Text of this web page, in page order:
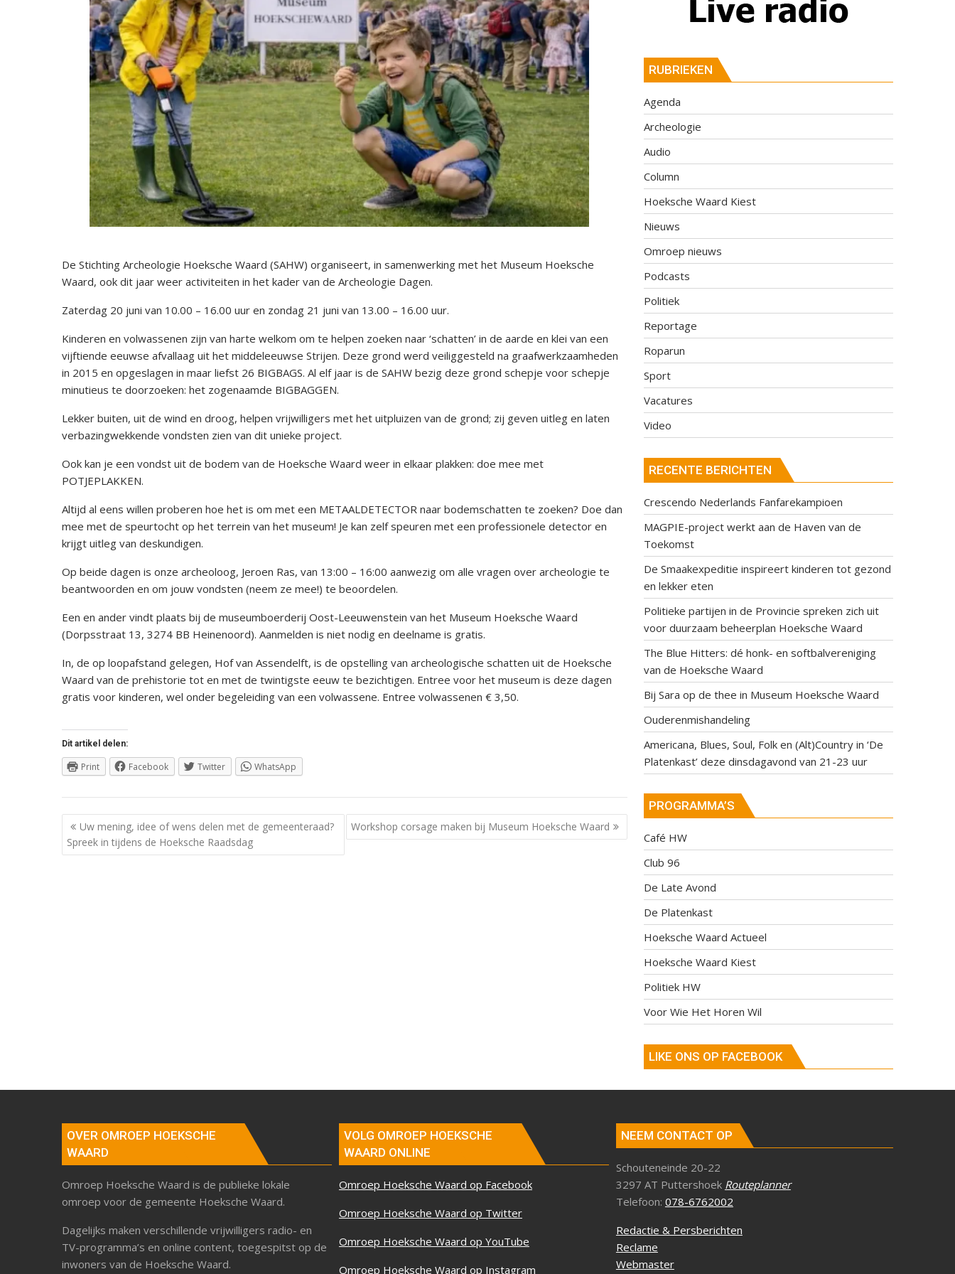
De Stichting Archeologie Hoeksche Waard (SAHW) organiseert, in samenwerking met het Museum Hoeksche
Waard, ook dit jaar weer activiteiten in het kader van de Archeologie Dagen.
Zaterdag 20 juni van 10.00 – 16.00 uur en zondag 21 juni van 13.00 – 16.00 uur.
Kinderen en volwassenen zijn van harte welkom om te helpen zoeken naar ‘schatten’ in de aarde en klei van een
vijftiende eeuwse afvallaag uit het middeleeuwse Strijen. Deze grond werd veiliggesteld na graafwerkzaamheden
in 2015 en opgeslagen in maar liefst 26 BIGBAGS. Al elf jaar is de SAHW bezig deze grond schepje voor schepje
minutieus te doorzoeken: het zogenaamde BIGBAGGEN.
Lekker buiten, uit de wind en droog, helpen vrijwilligers met het uitpluizen van de grond; zij geven uitleg en laten
verbazingwekkende vondsten zien van dit unieke project.
Ook kan je een vondst uit de bodem van de Hoeksche Waard weer in elkaar plakken: doe mee met
POTJEPLAKKEN.
Altijd al eens willen proberen hoe het is om met een METAALDETECTOR naar bodemschatten te zoeken? Doe dan
mee met de speurtocht op het terrein van het museum! Je kan zelf speuren met een professionele detector en
krijgt uitleg van deskundigen.
Op beide dagen is onze archeoloog, Jeroen Ras, van 13:00 – 16:00 aanwezig om alle vragen over archeologie te
beantwoorden en om jouw vondsten (neem ze mee!) te beoordelen.
Een en ander vindt plaats bij de museumboerderij Oost-Leeuwenstein van het Museum Hoeksche Waard
(Dorpsstraat 13, 3274 BB Heinenoord). Aanmelden is niet nodig en deelname is gratis.
In, de op loopafstand gelegen, Hof van Assendelft, is de opstelling van archeologische schatten uit de Hoeksche
Waard van de prehistorie tot en met de twintigste eeuw te bezichtigen. Entree voor het museum is deze dagen
gratis voor kinderen, wel onder begeleiding van een volwassene. Entree volwassenen € 3,50.
Dit artikel delen:
Print Facebook Twitter WhatsApp
Berichtnavigatie
Uw mening, idee of wens delen met de gemeenteraad?
Spreek in tijdens de Hoeksche Raadsdag
Workshop corsage maken bij Museum Hoeksche Waard
RUBRIEKEN
Agenda
Archeologie
Audio
Column
Hoeksche Waard Kiest
Nieuws
Omroep nieuws
Podcasts
Politiek
Reportage
Roparun
Sport
Vacatures
Video
RECENTE BERICHTEN
Crescendo Nederlands Fanfarekampioen
MAGPIE-project werkt aan de Haven van de
Toekomst
De Smaakexpeditie inspireert kinderen tot gezond
en lekker eten
Politieke partijen in de Provincie spreken zich uit
voor duurzaam beheerplan Hoeksche Waard
The Blue Hitters: dé honk- en softbalvereniging
van de Hoeksche Waard
Bij Sara op de thee in Museum Hoeksche Waard
Ouderenmishandeling
Americana, Blues, Soul, Folk en (Alt)Country in ‘De
Platenkast’ deze dinsdagavond van 21-23 uur
PROGRAMMA’S
Café HW
Club 96
De Late Avond
De Platenkast
Hoeksche Waard Actueel
Hoeksche Waard Kiest
Politiek HW
Voor Wie Het Horen Wil
LIKE ONS OP FACEBOOK
OVER OMROEP HOEKSCHE
WAARD
Omroep Hoeksche Waard is de publieke lokale
omroep voor de gemeente Hoeksche Waard.
Dagelijks maken verschillende vrijwilligers radio- en
TV-programma’s en online content, toegespitst op de
inwoners van de Hoeksche Waard.
VOLG OMROEP HOEKSCHE
WAARD ONLINE
Omroep Hoeksche Waard op Facebook
Omroep Hoeksche Waard op Twitter
Omroep Hoeksche Waard op YouTube
Omroep Hoeksche Waard op Instagram
NEEM CONTACT OP
Schouteneinde 20-22
3297 AT Puttershoek Routeplanner
Telefoon: 078-6762002
Redactie & Persberichten
Reclame
Webmaster